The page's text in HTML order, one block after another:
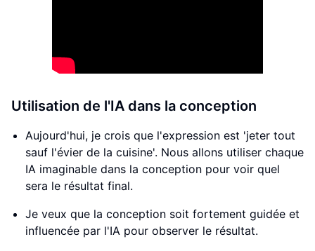
Utilisation de l'IA dans la conception
Aujourd'hui, je crois que l'expression est 'jeter tout
sauf l'évier de la cuisine'. Nous allons utiliser chaque
IA imaginable dans la conception pour voir quel
sera le résultat final.
Je veux que la conception soit fortement guidée et
influencée par l'IA pour observer le résultat.